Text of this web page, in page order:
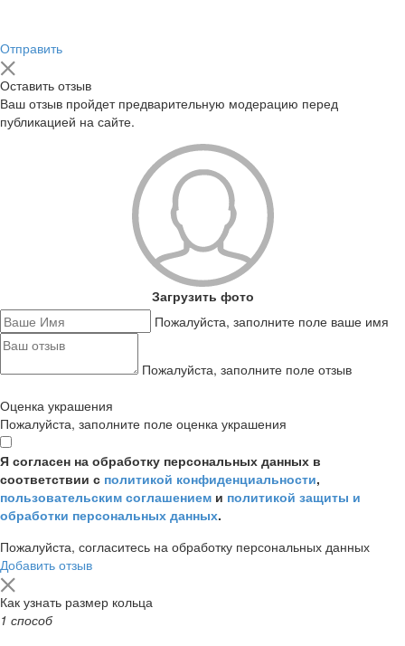
Отправить
Оставить отзыв
Ваш отзыв пройдет предварительную модерацию перед
публикацией на сайте.
Загрузить фото
Пожалуйста, заполните поле ваше имя
Пожалуйста, заполните поле отзыв
Оценка украшения
Пожалуйста, заполните поле оценка украшения
Я согласен на обработку персональных данных в
соответствии с политикой конфиденциальности,
пользовательским соглашением и политикой защиты и
обработки персональных данных.
Пожалуйста, согласитесь на обработку персональных данных
Добавить отзыв
Как узнать размер кольца
1 способ